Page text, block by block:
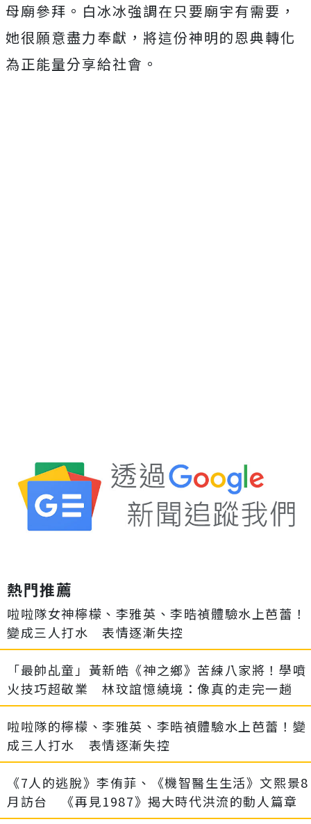
母廟參拜 。白冰冰強調在只要廟宇有需要，
她很願意盡力奉獻， 將這份神明的恩典轉化
為正能量分享給社會。
熱門推薦
啦啦隊女神檸檬、李雅英、李晧禎體驗水上芭蕾！
變成三人打水 表情逐漸失控
「最帥乩童」黃新皓《神之鄉》苦練八家將！學噴
火技巧超敬業 林玟誼憶繞境：像真的走完一趟
啦啦隊的檸檬、李雅英、李晧禎體驗水上芭蕾！變
成三人打水 表情逐漸失控
《7人的逃脫》李侑菲、《機智醫生生活》文熙景8
月訪台 《再見1987》揭大時代洪流的動人篇章